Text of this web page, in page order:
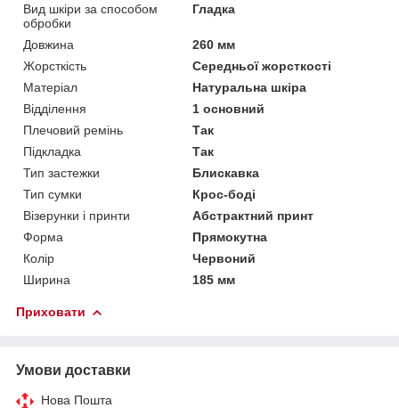
Вид шкіри за способом
обробки
Гладка
Довжина
260 мм
Жорсткість
Середньої жорсткості
Матеріал
Натуральна шкіра
Відділення
1 основний
Плечовий ремінь
Так
Підкладка
Так
Тип застежки
Блискавка
Тип сумки
Крос-боді
Візерунки і принти
Абстрактний принт
Форма
Прямокутна
Колір
Червоний
Ширина
185 мм
Приховати
Умови доставки
Нова Пошта